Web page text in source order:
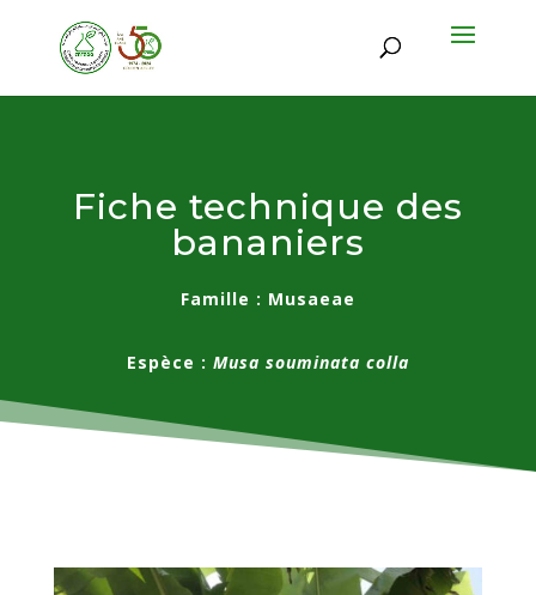
Fiche technique des
bananiers
Famille : Musaeae
Espèce : Musa souminata colla